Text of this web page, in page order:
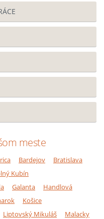
meste
Bardejov
Bratislava
Kubín
Galanta
Handlová
Košice
Liptovský Mikuláš
Malacky